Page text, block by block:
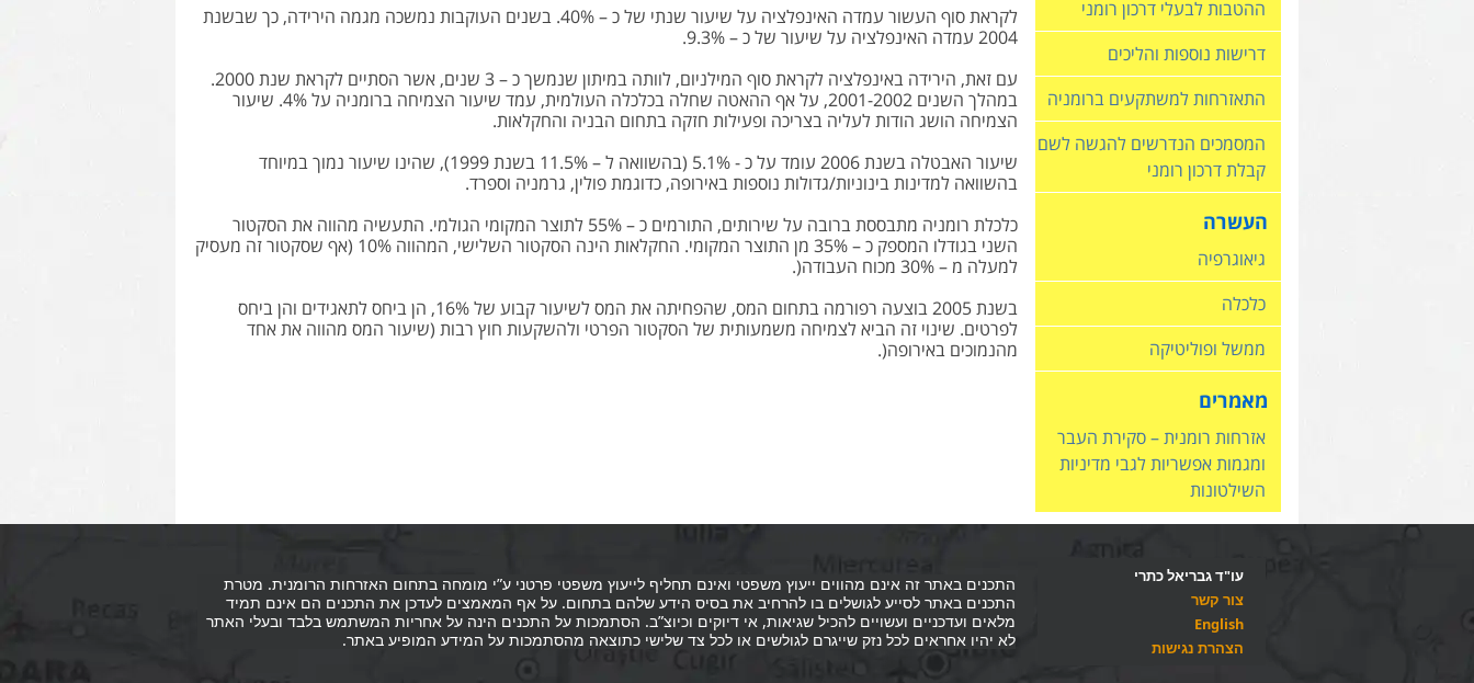
לקראת סוף העשור עמדה האינפלציה על שיעור שנתי של כ – 40%. בשנים העוקבות נמשכה מגמה הירידה, כך שבשנת
2004 עמדה האינפלציה על שיעור של כ – 9.3%.
עם זאת, הירידה באינפלציה לקראת סוף המילניום, לוותה במיתון שנמשך כ – 3 שנים, אשר הסתיים לקראת שנת 2000.
במהלך השנים 2001-2002, על אף ההאטה שחלה בכלכלה העולמית, עמד שיעור הצמיחה ברומניה על 4%. שיעור
הצמיחה הושג הודות לעליה בצריכה ופעילות חזקה בתחום הבניה והחקלאות.
שיעור האבטלה בשנת 2006 עומד על כ - 5.1% (בהשוואה ל – 11.5% בשנת 1999), שהינו שיעור נמוך במיוחד
בהשוואה למדינות בינוניות/גדולות נוספות באירופה, כדוגמת פולין, גרמניה וספרד.
כלכלת רומניה מתבססת ברובה על שירותים, התורמים כ – 55% לתוצר המקומי הגולמי. התעשיה מהווה את הסקטור
השני בגודלו המספק כ – 35% מן התוצר המקומי. החקלאות הינה הסקטור השלישי, המהווה 10% (אף שסקטור זה מעסיק
למעלה מ – 30% מכוח העבודה(.
בשנת 2005 בוצעה רפורמה בתחום המס, שהפחיתה את המס לשיעור קבוע של 16%, הן ביחס לתאגידים והן ביחס
לפרטים. שינוי זה הביא לצמיחה משמעותית של הסקטור הפרטי ולהשקעות חוץ רבות (שיעור המס מהווה את אחד
מהנמוכים באירופה(.
ההטבות לבעלי דרכון רומני
דרישות נוספות והליכים
התאזרחות למשתקעים ברומניה
המסמכים הנדרשים להגשה לשם
קבלת דרכון רומני
העשרה
גיאוגרפיה
כלכלה
ממשל ופוליטיקה
מאמרים
אזרחות רומנית – סקירת העבר
ומגמות אפשריות לגבי מדיניות
השילטונות
עו"ד גבריאל כתרי
צור קשר
English
הצהרת נגישות
התכנים באתר זה אינם מהווים ייעוץ משפטי ואינם תחליף לייעוץ משפטי פרטני ע”י מומחה בתחום האזרחות הרומנית. מטרת
התכנים באתר לסייע לגושלים בו להרחיב את בסיס הידע שלהם בתחום. על אף המאמצים לעדכן את התכנים הם אינם תמיד
מלאים ועדכניים ועשויים להכיל שגיאות, אי דיוקים וכיוצ”ב. הסתמכות על התכנים הינה על אחריות המשתמש בלבד ובעלי האתר
לא יהיו אחראים לכל נזק שייגרם לגולשים או לכל צד שלישי כתוצאה מהסתמכות על המידע המופיע באתר.